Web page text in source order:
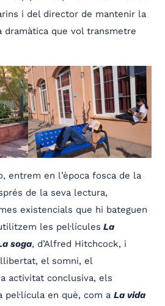
i del director de mantenir la
dramàtica que vol transmetre
, entrem en l’època fosca de la
de la seva lectura,
existencials que hi bateguen
les pel·lícules La
soga, d’Alfred Hitchcock, i
el somni, el
activitat conclusiva, els
pel·lícula en què, com aLa vida